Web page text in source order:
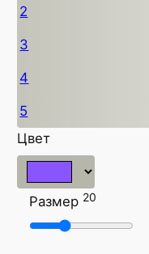
2
3
4
5
Цвет
Размер 20